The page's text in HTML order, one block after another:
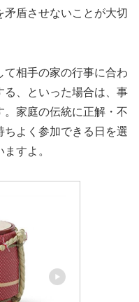
矛盾させないことが大切
て相手の家の行事に合わ
る、といった場合は、事
家庭の伝統に正解・不
ちよく参加できる日を選
すよ。